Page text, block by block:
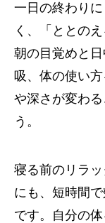
一日の終わり
く、「ととの
朝の目覚めと
吸、体の使い
や深さが変わ
う。
寝る前のリラ
にも、短時間
です。自分の